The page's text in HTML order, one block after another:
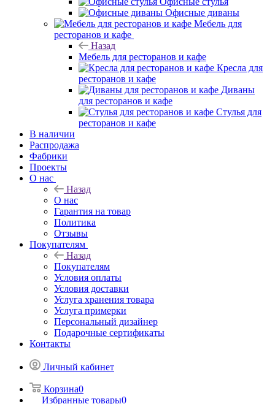
Офисные диваны
Мебель для
ресторанов и кафе
Назад
Мебель для ресторанов и кафе
Кресла для
ресторанов и кафе
Диваны
для ресторанов и кафе
Стулья для
ресторанов и кафе
В наличии
Распродажа
Фабрики
Проекты
О нас
Назад
О нас
Гарантия на товар
Политика
Отзывы
Покупателям
Назад
Покупателям
Условия оплаты
Условия доставки
Услуга хранения товара
Услуга примерки
Персональный дизайнер
Подарочные сертификаты
Контакты
Личный кабинет
Корзина0
Избранные товары0